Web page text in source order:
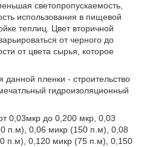
светопропускаемость,
использования в пищевой
теплиц. Цвет вторичной
от черного до
от цвета сырья, которое
пленки - строительство
гидроизоляционный
0,03мкр до 0,200 мкр, 0,03
п.м), 0,06 микр (150 п.м), 0,08
п.м), 0,120 микр (75 п.м), 0,150